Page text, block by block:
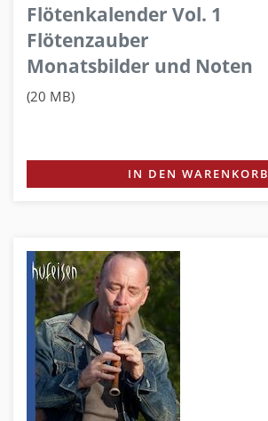
Flötenkalender Vol. 1
Flötenzauber
Monatsbilder und Noten
(20 MB)
IN DEN WARENKORB